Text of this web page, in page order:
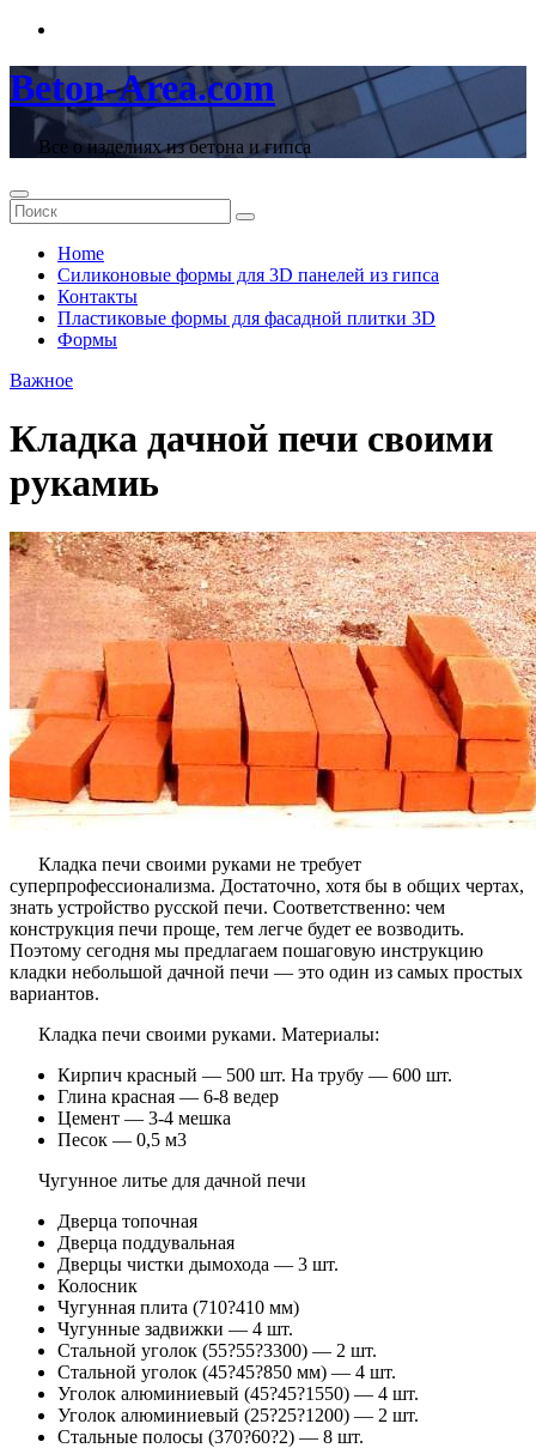
Перейти
содержимому
Beton-Area.com
Все о изделиях из бетона и гипса
Home
Cиликоновые формы для 3D панелей из гипса
Контакты
Пластиковые формы для фасадной плитки 3D
Формы
Важное
Кладка дачной печи своими
рукамиь
Кладка печи своими руками не требует
суперпрофессионализма. Достаточно, хотя бы в общих чертах,
знать устройство русской печи. Соответственно: чем
конструкция печи проще, тем легче будет ее возводить.
Поэтому сегодня мы предлагаем пошаговую инструкцию
кладки небольшой дачной печи — это один из самых простых
вариантов.
Кладка печи своими руками. Материалы:
Кирпич красный — 500 шт. На трубу — 600 шт.
Глина красная — 6-8 ведер
Цемент — 3-4 мешка
Песок — 0,5 м3
Чугунное литье для дачной печи
Дверца топочная
Дверца поддувальная
Дверцы чистки дымохода — 3 шт.
Колосник
Чугунная плита (710?410 мм)
Чугунные задвижки — 4 шт.
Стальной уголок (55?55?3300) — 2 шт.
Стальной уголок (45?45?850 мм) — 4 шт.
Уголок алюминиевый (45?45?1550) — 4 шт.
Уголок алюминиевый (25?25?1200) — 2 шт.
Стальные полосы (370?60?2) — 8 шт.